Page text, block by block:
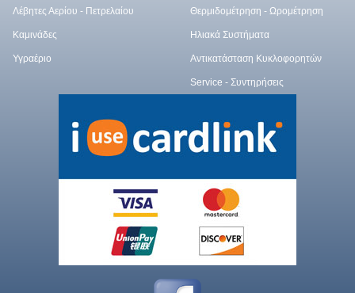
Λέβητες Αερίου - Πετρελαίου
Καμινάδες
Υγραέριο
Θερμιδομέτρηση - Ωρομέτρηση
Ηλιακά Συστήματα
Αντικατάσταση Κυκλοφορητών
Service - Συντηρήσεις